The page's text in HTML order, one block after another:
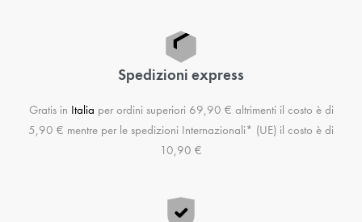
Spedizioni express
Gratis in Italia per ordini superiori 69,90 € altrimenti il costo è di
5,90 € mentre per le spedizioni Internazionali* (UE) il costo è di
10,90 €